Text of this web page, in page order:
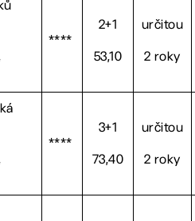
****
2+1
53,10
určitou
2 roky
****
3+1
73,40
určitou
2 roky